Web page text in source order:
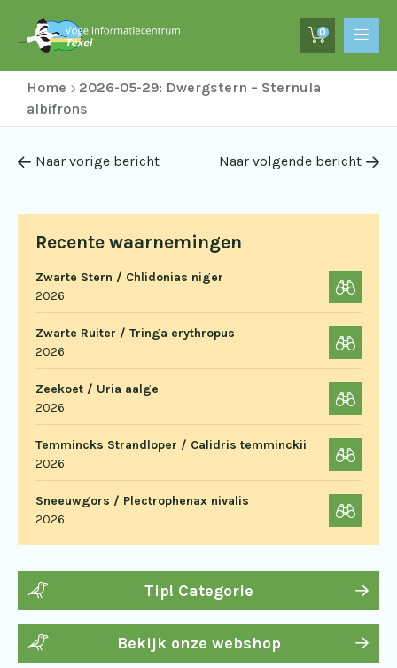
0
Home
2026-05-29: Dwergstern – Sternula
albifrons
Recente waarnemingen
Zwarte Stern / Chlidonias niger
2026
Zwarte Ruiter / Tringa erythropus
2026
Zeekoet / Uria aalge
2026
Temmincks Strandloper / Calidris temminckii
2026
Sneeuwgors / Plectrophenax nivalis
2026
Tip! Categorie
Bekijk onze webshop
Naar vorige bericht Naar volgende bericht